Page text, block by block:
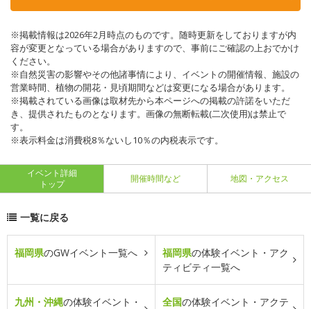
※掲載情報は2026年2月時点のものです。随時更新をしておりますが内
容が変更となっている場合がありますので、事前にご確認の上おでかけ
ください。
※自然災害の影響やその他諸事情により、イベントの開催情報、施設の
営業時間、植物の開花・見頃期間などは変更になる場合があります。
※掲載されている画像は取材先から本ページへの掲載の許諾をいただ
き、提供されたものとなります。画像の無断転載(二次使用)は禁止で
す。
※表示料金は消費税8％ないし10％の内税表示です。
イベント詳細
トップ
開催時間など 地図・アクセス
一覧に戻る
福岡県のGWイベント一覧へ 福岡県の体験イベント・アク
ティビティ一覧へ
九州・沖縄の体験イベント・
全国の体験イベント・アクテ